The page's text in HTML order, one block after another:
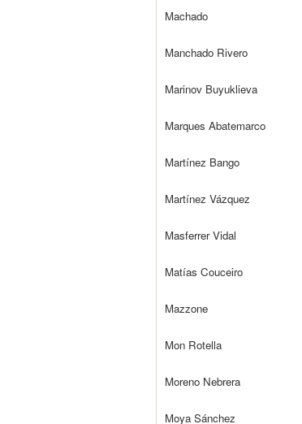
Machado
Manchado Rivero
Marinov Buyuklieva
Marques Abatemarco
Martínez Bango
Martínez Vázquez
Masferrer Vidal
Matías Couceiro
Mazzone
Mon Rotella
Moreno Nebrera
Moya Sánchez